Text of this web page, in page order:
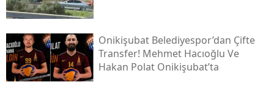
Onikişubat Belediyespor’dan Çifte
Transfer! Mehmet Hacıoğlu Ve
Hakan Polat Onikişubat’ta